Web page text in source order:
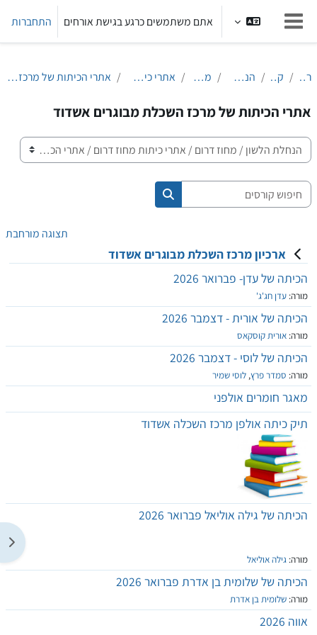
חלון סקירה צדדי
אתם משתמשים כרגע בגישת אורחים התחברות
ראשי קורסים הנחלת הלשון מחוז דרום אתרי כיתות מחוז דרום אתרי הכיתות של מרכז השכלת מבוגרים אשדוד
אתרי הכיתות של מרכז השכלת מבוגרים אשדוד
קטגוריות קורסים
חיפוש קורסים
חיפוש קורסים
תצוגה מורחבת
ארכיון מרכז השכלת מבוגרים אשדוד
הכיתה של עדן- פברואר 2026
מורה: עדן חג'ג'
הכיתה של אורית - דצמבר 2026
מורה: אורית קוסקאס
הכיתה של לוסי - דצמבר 2026
מורה: סמדר פרץ, לוסי שמיר
מאגר חומרים אולפני
תיק כיתה אולפן מרכז השכלה אשדוד
הכיתה של גילה אוליאל פברואר 2026
מורה: גילה אוליאל
הכיתה של שלומית בן אדרת פברואר 2026
מורה: שלומית בן אדרת
אווה 2026